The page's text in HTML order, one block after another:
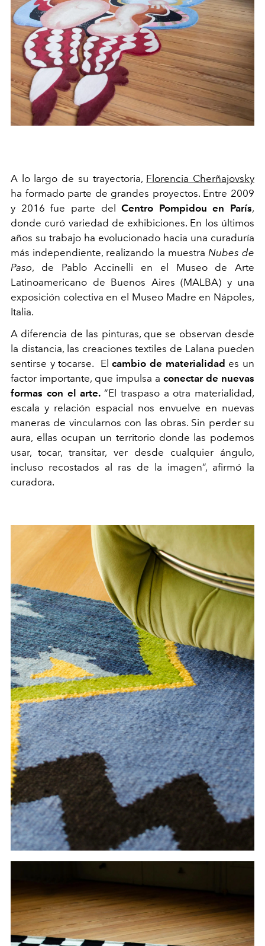
A lo largo de su trayectoria, Florencia Cherñajovsky
ha formado parte de grandes proyectos. Entre 2009
y 2016 fue parte delCentro Pompidou en París,
donde curó variedad de exhibiciones. En los últimos
años su trabajo ha evolucionado hacia una curaduría
más independiente, realizando la muestra Nubes de
Paso, de Pablo Accinelli en el Museo de Arte
Latinoamericano de Buenos Aires (MALBA) y una
exposición colectiva en el Museo Madre en Nápoles,
Italia.
A diferencia de las pinturas, que se observan desde
la distancia, las creaciones textiles de Lalana pueden
sentirse y tocarse. Elcambio de materialidad es un
factor importante, que impulsa a conectar de nuevas
formas con el arte. “El traspaso a otra materialidad,
escala y relación espacial nos envuelve en nuevas
maneras de vincularnos con las obras. Sin perder su
aura, ellas ocupan un territorio donde las podemos
usar, tocar, transitar, ver desde cualquier ángulo,
incluso recostados al ras de la imagen”, afirmó la
curadora.